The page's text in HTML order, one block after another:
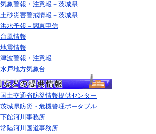
気象警報・注意報－茨城県
土砂災害警戒情報－茨城県
洪水予報－関東甲信
台風情報
地震情報
津波警報・注意報
水戸地方気象台
国土交通省防災情報提供センター
茨城県防災・危機管理ポータブル
下館河川事務所
常陸河川国道事務所